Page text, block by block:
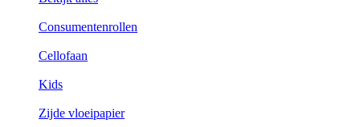
Consumentenrollen
Cellofaan
Kids
Zijde vloeipapier